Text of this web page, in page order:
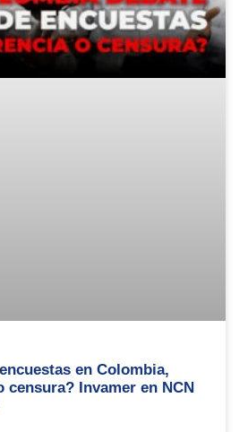
en Colombia,
censura? Invamer en NCN